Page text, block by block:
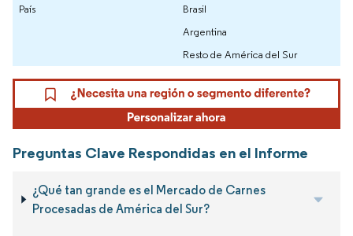
País
Brasil
Argentina
Resto de América del Sur
Preguntas Clave Respondidas en el Informe
¿Qué tan grande es el Mercado de Carnes
Procesadas de América del Sur?